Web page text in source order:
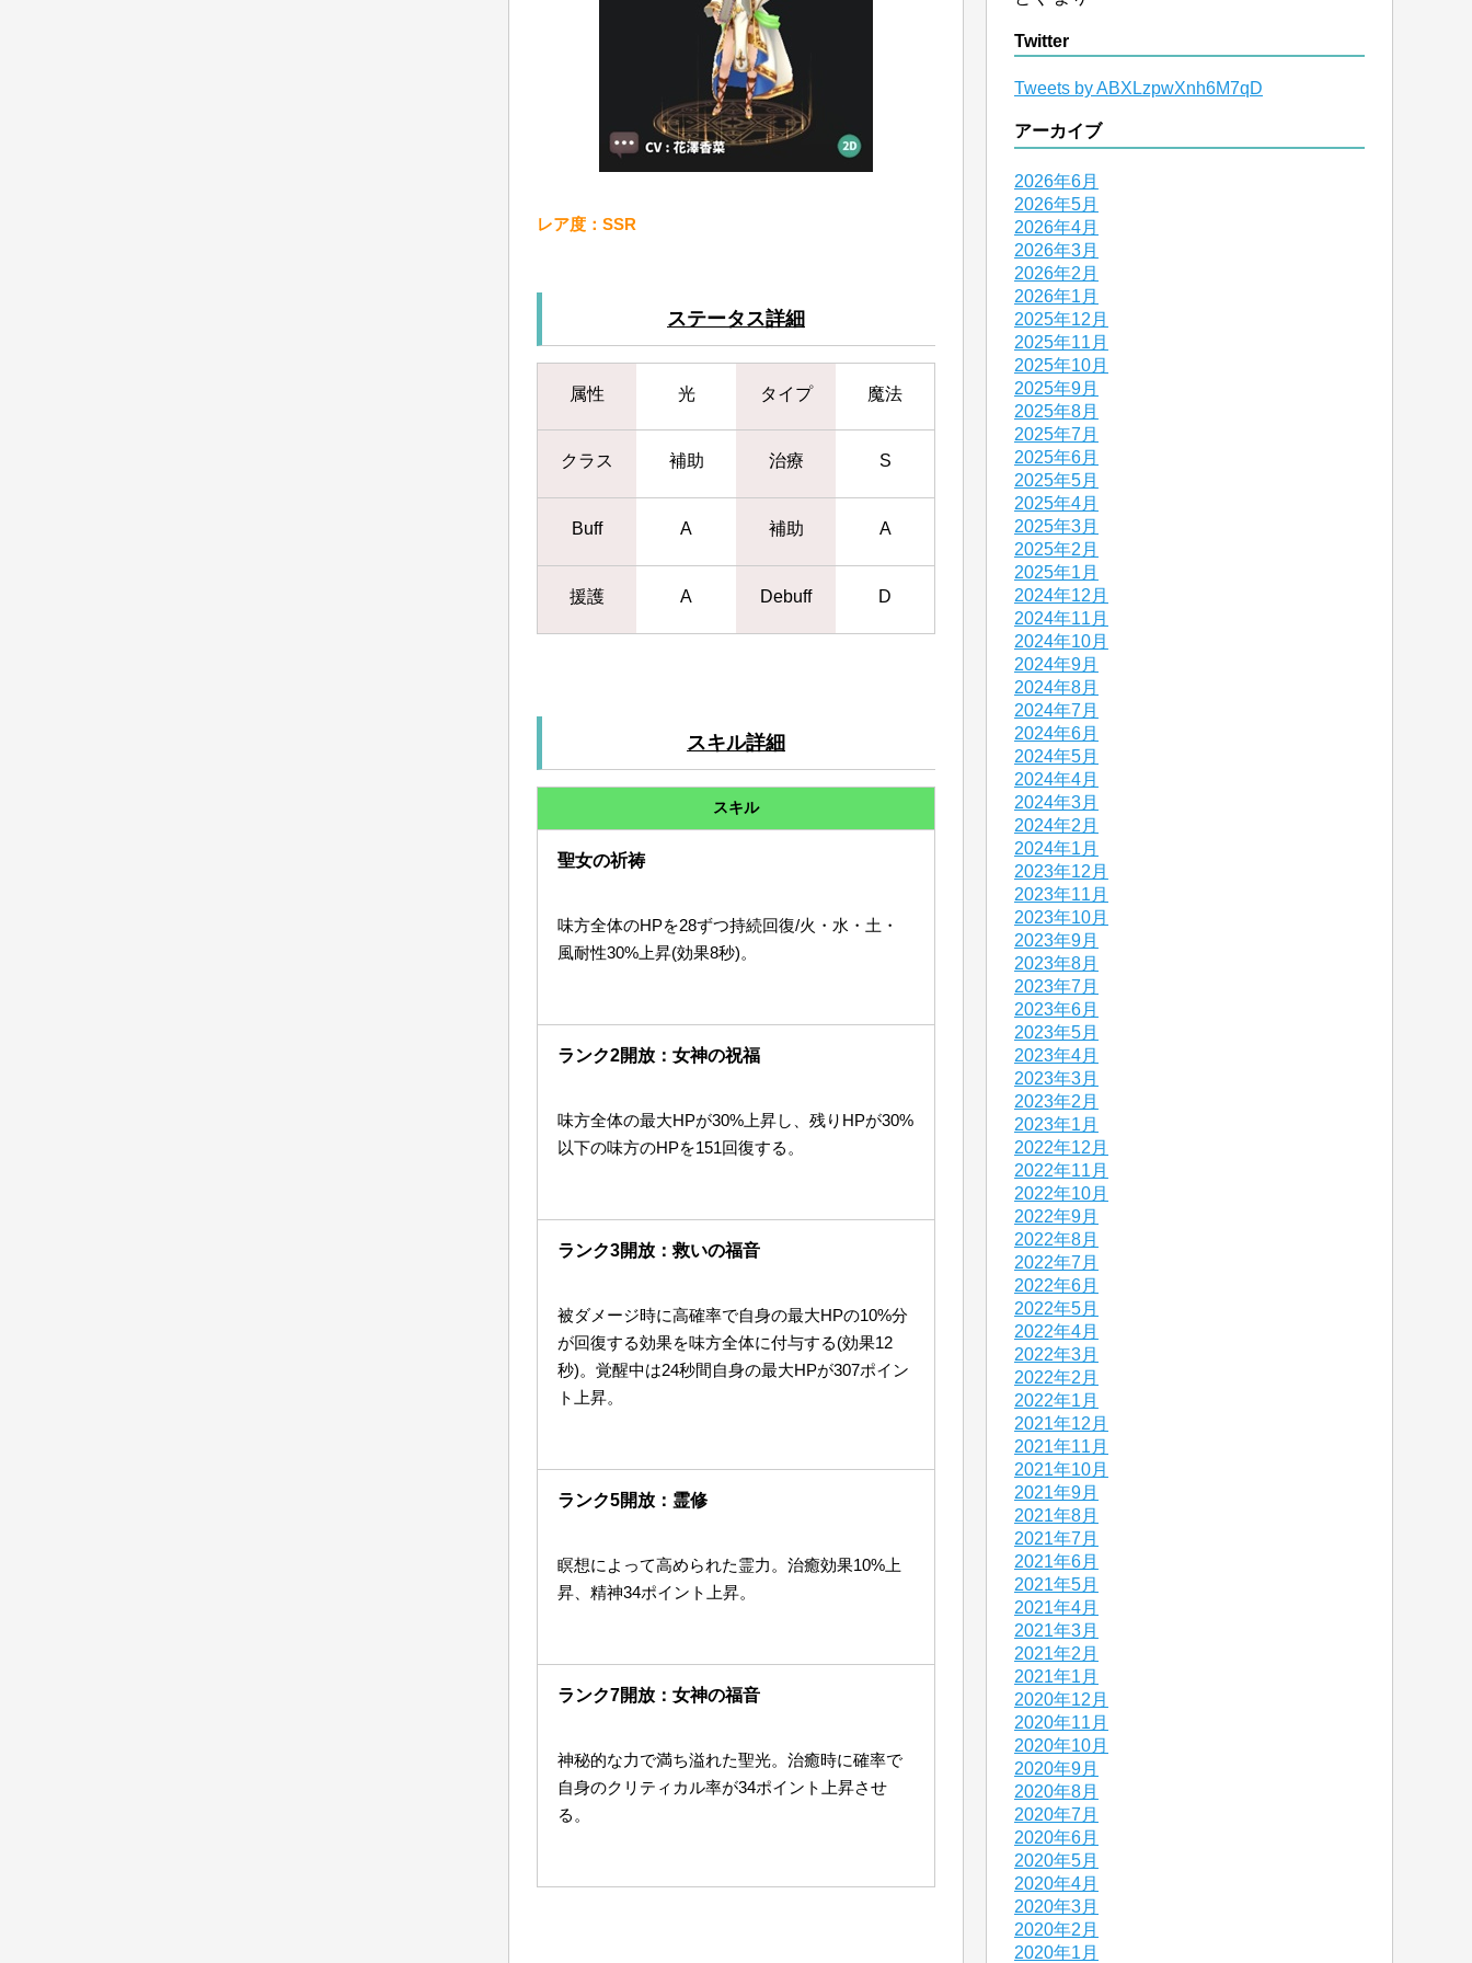
レア度：SSR
ステータス詳細
属性 光 タイプ 魔法
クラス 補助 治療 S
Buff A 補助 A
援護 A Debuff D
スキル詳細
スキル
聖女の祈祷
味方全体のHPを28ずつ持続回復/火・水・土・
風耐性30%上昇(効果8秒)。
ランク2開放：女神の祝福
味方全体の最大HPが30%上昇し、残りHPが30%
以下の味方のHPを151回復する。
ランク3開放：救いの福音
被ダメージ時に高確率で自身の最大HPの10%分
が回復する効果を味方全体に付与する(効果12
秒)。覚醒中は24秒間自身の最大HPが307ポイン
ト上昇。
ランク5開放：霊修
瞑想によって高められた霊力。治癒効果10%上
昇、精神34ポイント上昇。
ランク7開放：女神の福音
神秘的な力で満ち溢れた聖光。治癒時に確率で
自身のクリティカル率が34ポイント上昇させ
る。
Twitter
Tweets by ABXLzpwXnh6M7qD
アーカイブ
2026年6月
2026年5月
2026年4月
2026年3月
2026年2月
2026年1月
2025年12月
2025年11月
2025年10月
2025年9月
2025年8月
2025年7月
2025年6月
2025年5月
2025年4月
2025年3月
2025年2月
2025年1月
2024年12月
2024年11月
2024年10月
2024年9月
2024年8月
2024年7月
2024年6月
2024年5月
2024年4月
2024年3月
2024年2月
2024年1月
2023年12月
2023年11月
2023年10月
2023年9月
2023年8月
2023年7月
2023年6月
2023年5月
2023年4月
2023年3月
2023年2月
2023年1月
2022年12月
2022年11月
2022年10月
2022年9月
2022年8月
2022年7月
2022年6月
2022年5月
2022年4月
2022年3月
2022年2月
2022年1月
2021年12月
2021年11月
2021年10月
2021年9月
2021年8月
2021年7月
2021年6月
2021年5月
2021年4月
2021年3月
2021年2月
2021年1月
2020年12月
2020年11月
2020年10月
2020年9月
2020年8月
2020年7月
2020年6月
2020年5月
2020年4月
2020年3月
2020年2月
2020年1月